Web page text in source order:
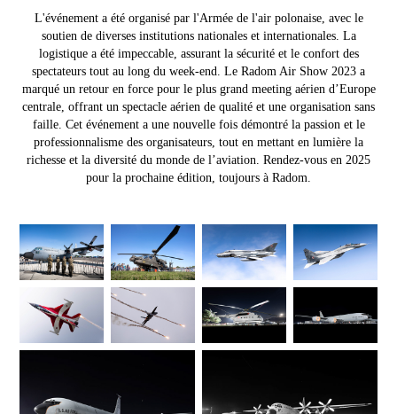
L'événement a été organisé par l'Armée de l'air polonaise, avec le
soutien de diverses institutions nationales et internationales. La
logistique a été impeccable, assurant la sécurité et le confort des
spectateurs tout au long du week-end. Le Radom Air Show 2023 a
marqué un retour en force pour le plus grand meeting aérien d’Europe
centrale, offrant un spectacle aérien de qualité et une organisation sans
faille. Cet événement a une nouvelle fois démontré la passion et le
professionnalisme des organisateurs, tout en mettant en lumière la
richesse et la diversité du monde de l’aviation. Rendez-vous en 2025
pour la prochaine édition, toujours à Radom.